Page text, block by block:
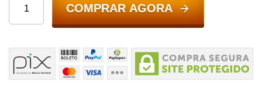
COMPRAR AGORA